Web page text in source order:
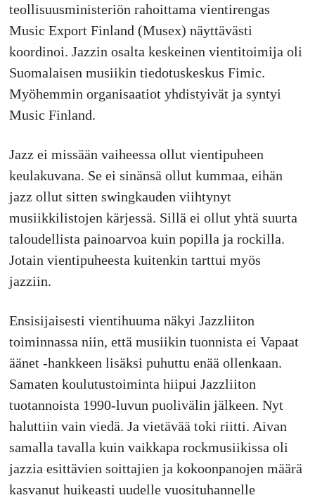
teollisuusministeriön rahoittama vientirengas
Music Export Finland (Musex) näyttävästi
koordinoi. Jazzin osalta keskeinen vientitoimija oli
Suomalaisen musiikin tiedotuskeskus Fimic.
Myöhemmin organisaatiot yhdistyivät ja syntyi
Music Finland.
Jazz ei missään vaiheessa ollut vientipuheen
keulakuvana. Se ei sinänsä ollut kummaa, eihän
jazz ollut sitten swingkauden viihtynyt
musiikkilistojen kärjessä. Sillä ei ollut yhtä suurta
taloudellista painoarvoa kuin popilla ja rockilla.
Jotain vientipuheesta kuitenkin tarttui myös
jazziin.
Ensisijaisesti vientihuuma näkyi Jazzliiton
toiminnassa niin, että musiikin tuonnista ei Vapaat
äänet -hankkeen lisäksi puhuttu enää ollenkaan.
Samaten koulutustoiminta hiipui Jazzliiton
tuotannoista 1990-luvun puolivälin jälkeen. Nyt
haluttiin vain viedä. Ja vietävää toki riitti. Aivan
samalla tavalla kuin vaikkapa rockmusiikissa oli
jazzia esittävien soittajien ja kokoonpanojen määrä
kasvanut huikeasti uudelle vuosituhannelle